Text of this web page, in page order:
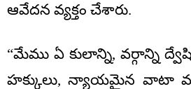
ఆవేదన వ్యక్తం చేశారు.
“మేము ఏ కులాన్ని, వర్గాన్ని
హక్కులు, న్యాయమైన వాటా